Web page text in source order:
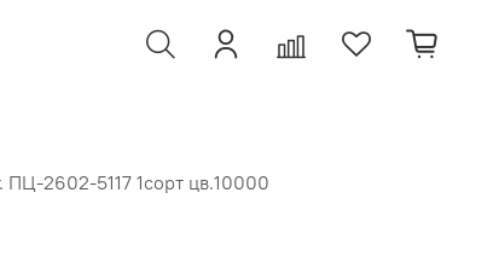
ПЦ-2602-5117 1сорт цв.10000